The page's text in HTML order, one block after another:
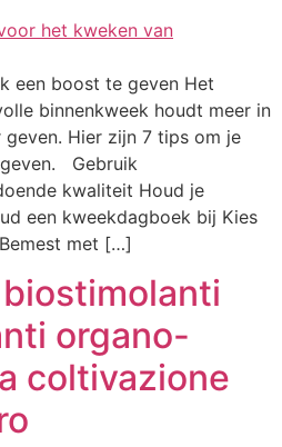
een boost te geven Het
binnenkweek houdt meer in
Hier zijn 7 tips om je
Gebruik
kwaliteit Houd je
een kweekdagboek bij Kies
met […]
organo-
coltivazione